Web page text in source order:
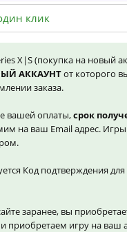
клик
X|S (покупка на новый
АККАУНТот которого
заказа.
вашей оплаты,срок
на ваш Email адрес. Игры
Код подтверждения для
заранее, вы
приобретаем игру на ваш